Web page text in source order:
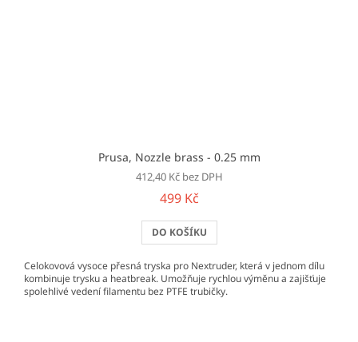
Prusa, Nozzle brass - 0.25 mm
412,40 Kč bez DPH
499 Kč
DO KOŠÍKU
Celokovová vysoce přesná tryska pro Nextruder, která v jednom dílu
kombinuje trysku a heatbreak. Umožňuje rychlou výměnu a zajišťuje
spolehlivé vedení filamentu bez PTFE trubičky.